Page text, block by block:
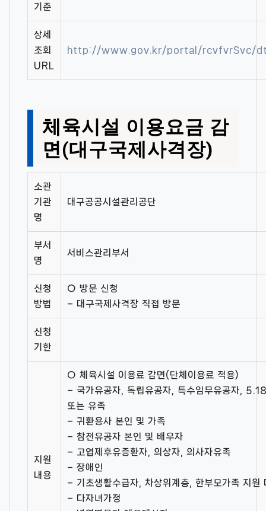
기준
상세
조회
URL
http://www.gov.kr/portal/rcvfvrSvc/
체육시설 이용요금 감
면(대구국제사격장)
소관
기관
명
대구공공시설관리공단
부서
명
서비스관리부서
신청
방법
○ 방문 신청
– 대구국제사격장 직접 방문
신청
기한
지원
내용
○ 체육시설 이용료 감면(단체이용료 적용)
– 국가유공자, 독립유공자, 특수임무유공자,
또는 유족
– 귀환용사 본인 및 가족
– 참전유공자 본인 및 배우자
– 고엽제후유증환자, 의상자, 의사자유족
– 장애인
– 기초생활수급자, 차상위계층, 한부모가족 지원
– 다자녀가정